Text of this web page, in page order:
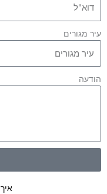
עיר מגורים
הודעה